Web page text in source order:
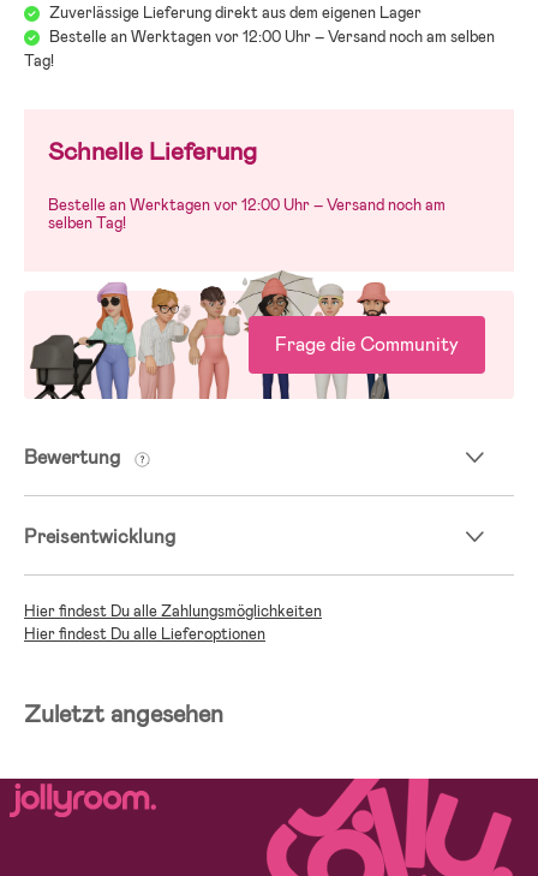
Zuverlässige Lieferung direkt aus dem eigenen Lager
Bestelle an Werktagen vor 12:00 Uhr – Versand noch am selben
Tag!
Schnelle Lieferung
Bestelle an Werktagen vor 12:00 Uhr – Versand noch am
selben Tag!
Frage die Community
Bewertung
Preisentwicklung
Hier findest Du alle Zahlungsmöglichkeiten
Hier findest Du alle Lieferoptionen
Zuletzt angesehen